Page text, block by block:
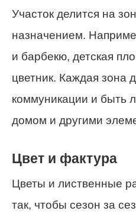
Участок делится на
назначением.
и барбекю, детская
цветник. Каждая зона
коммуникации и быть
домом и другими
Цвет и фактура
Цветы и лиственные
так, чтобы сезон за